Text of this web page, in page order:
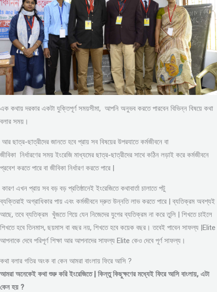
এক কথায় দরকার একটা যুক্তিপূর্ণ সময়সীমা, আপনি অনুভব করতে পারবেন বিভিন্ন বিষয়ে কথা
বলার সময়।
আর ছাত্র-ছাত্রীদের জানতে হবে প্রায় সব বিষয়ের উপরযাতে কর্মজীবনে বা
জীবিকা নির্ধারণের সময় ইংরেজি মাধ্যমের ছাত্র-ছাত্রীদের সাথে কঠিন লড়াই করে কর্মজীবনে
প্রবেশ করতে পারে বা জীবিকা নির্ধারণ করতে পারে |
কারণ এখন প্রায় সব বড় বড় প্রতিষ্ঠানেই ইংরেজিতে কথাবার্তা চালাতে পটু
ব্যক্তিরাই অগ্রাধিকার পায় এবং কর্মজীবনে দ্রুত উন্নতি লাভ করতে পারে | ব্যতিক্রম অবশ্যই
আছে, তবে ব্যতিক্রম খুঁজতে গিয়ে যেন নিজেদের যুগের ব্যতিক্রম না করে তুলি | শিখতে চাইলে
শিখতে হবে তিনমাস, ছয়মাস বা বছর নয়, শিখতে হবে কয়েক বছর। তবেই পাবেন সাফল্য |Elite
আপনাকে দেবে পরিপূর্ণ শিক্ষা আর আপনাদের সাফল্য Elite কেও দেবে পূর্ণ সাফল্য।
কথা বলার গতির অংক বা কেন আমরা বাংলায় ফিরে আসি ?
আমরা অনেকেই কথা শুরু করি ইংরেজিতে | কিন্তু কিছুক্ষণের মধ্যেই ফিরে আসি বাংলায়, এটা
কেন হয় ?